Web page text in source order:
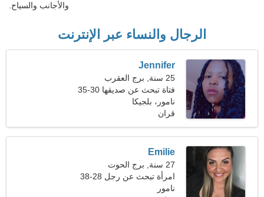
والأجانب والسياح.
الرجال والنساء عبر الإنترنت
Jennifer
25 سنة, برج العقرب
فتاة تبحث عن صديقها 30-35
نامور، بلجيكا
قران
Emilie
27 سنة, برج الحوت
امرأة تبحث عن رجل 28-38
نامور